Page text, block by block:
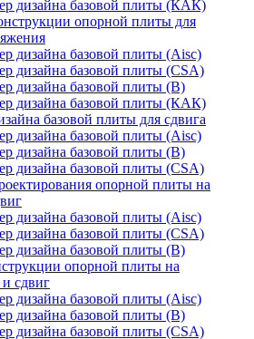
дизайна базовой плиты (КАК)
опорной плиты для
дизайна базовой плиты (Aisc)
дизайна базовой плиты (CSA)
дизайна базовой плиты (В)
дизайна базовой плиты (КАК)
базовой плиты для сдвига
дизайна базовой плиты (Aisc)
дизайна базовой плиты (В)
дизайна базовой плиты (CSA)
опорной плиты на
дизайна базовой плиты (Aisc)
дизайна базовой плиты (CSA)
дизайна базовой плиты (В)
опорной плиты на
сдвиг
дизайна базовой плиты (Aisc)
дизайна базовой плиты (В)
дизайна базовой плиты (CSA)